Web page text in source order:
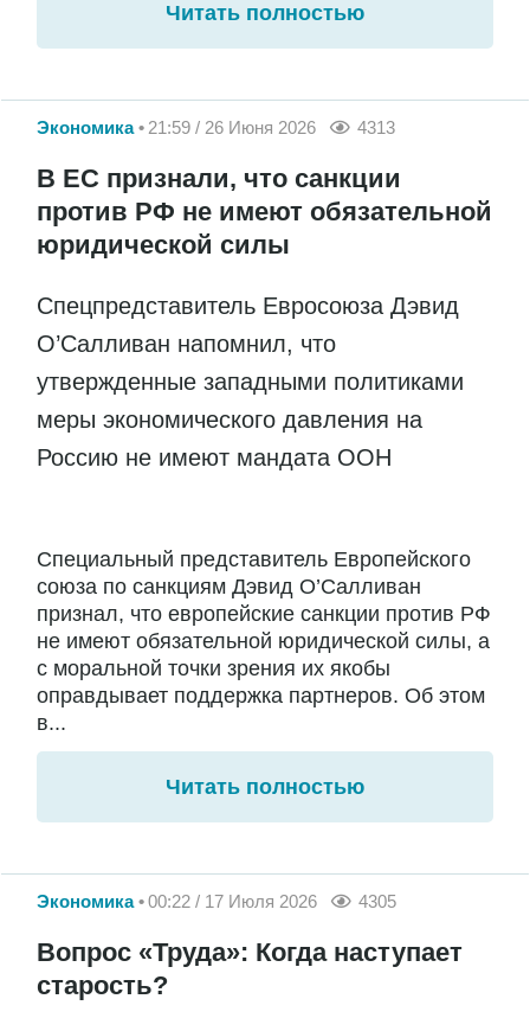
Читать полностью
Экономика 21:59 / 26 Июня 2026 4313
В ЕС признали, что санкции
против РФ не имеют обязательной
юридической силы
Спецпредставитель Евросоюза Дэвид
О’Салливан напомнил, что
утвержденные западными политиками
меры экономического давления на
Россию не имеют мандата ООН
Специальный представитель Европейского
союза по санкциям Дэвид О’Салливан
признал, что европейские санкции против РФ
не имеют обязательной юридической силы, а
с моральной точки зрения их якобы
оправдывает поддержка партнеров. Об этом
в...
Читать полностью
Экономика 00:22 / 17 Июля 2026 4305
Вопрос «Труда»: Когда наступает
старость?